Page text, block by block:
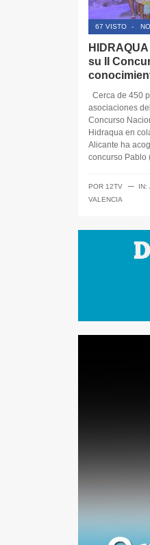
67 VISTO -
su II
Cerca de 450
asociaciones
Concurso
Hidraqua en
Alicante ha
concurso Pablo
POR 12TV ─ IN:
VALENCIA